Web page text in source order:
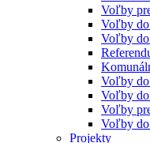
Voľby
Voľby do
Voľby
Voľby
Voľby do
Voľby
Voľby do
Projekty